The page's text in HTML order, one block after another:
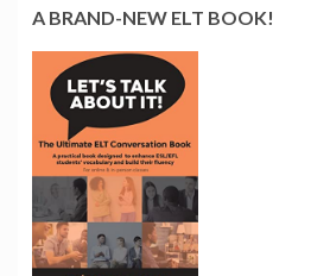
A BRAND-NEW ELT BOOK!